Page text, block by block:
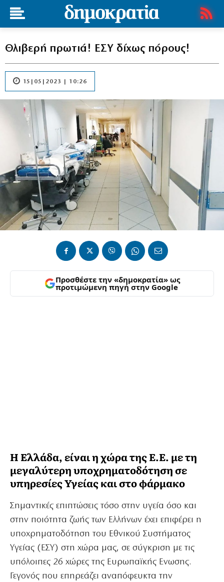
Θλιβερή πρωτιά! ΕΣΥ δίχως πόρους!
15|05|2023 | 10:26
Προσθέστε την «δημοκρατία» ως
προτιμώμενη πηγή στην Google
Η Ελλάδα, είναι η χώρα της Ε.Ε. με τη
μεγαλύτερη υποχρηματοδότηση σε
υπηρεσίες Υγείας και στο φάρμακο
Σημαντικές επιπτώσεις τόσο στην υγεία όσο και
στην ποιότητα ζωής των Ελλήνων έχει επιφέρει η
υποχρηματοδότηση του Εθνικού Συστήματος
Υγείας (ΕΣΥ) στη χώρα μας, σε σύγκριση με τις
υπόλοιπες 26 χώρες της Ευρωπαϊκής Ενωσης.
Γεγονός που επηρεάζει αναπόφευκτα την